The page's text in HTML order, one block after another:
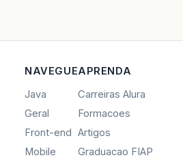
NAVEGUE
Java
Geral
Front-end
Mobile
APRENDA
Carreiras Alura
Formacoes
Artigos
Graduacao FIAP